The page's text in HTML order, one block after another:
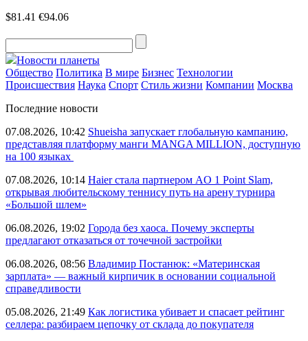
$81.41 €94.06
Новости планеты
Общество Политика В мире Бизнес Технологии
Происшествия Наука Спорт Стиль жизни Компании Москва
Последние новости
07.08.2026, 10:42 Shueisha запускает глобальную кампанию,
представляя платформу манги MANGA MILLION, доступную
на 100 языках
07.08.2026, 10:14 Haier стала партнером AO 1 Point Slam,
открывая любительскому теннису путь на арену турнира
«Большой шлем»
06.08.2026, 19:02 Города без хаоса. Почему эксперты
предлагают отказаться от точечной застройки
06.08.2026, 08:56 Владимир Постанюк: «Материнская
зарплата» — важный кирпичик в основании социальной
справедливости
05.08.2026, 21:49 Как логистика убивает и спасает рейтинг
селлера: разбираем цепочку от склада до покупателя